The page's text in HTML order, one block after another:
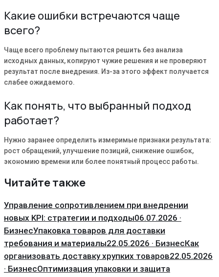
Какие ошибки встречаются чаще
всего?
Чаще всего проблему пытаются решить без анализа
исходных данных, копируют чужие решения и не проверяют
результат после внедрения. Из-за этого эффект получается
слабее ожидаемого.
Как понять, что выбранный подход
работает?
Нужно заранее определить измеримые признаки результата:
рост обращений, улучшение позиций, снижение ошибок,
экономию времени или более понятный процесс работы.
Читайте также
Управление сопротивлением при внедрении
новых KPI: стратегии и подходы06.07.2026 ·
БизнесУпаковка товаров для доставки
требования и материалы22.05.2026 · БизнесКак
организовать доставку хрупких товаров22.05.2026
· БизнесОптимизация упаковки и защита